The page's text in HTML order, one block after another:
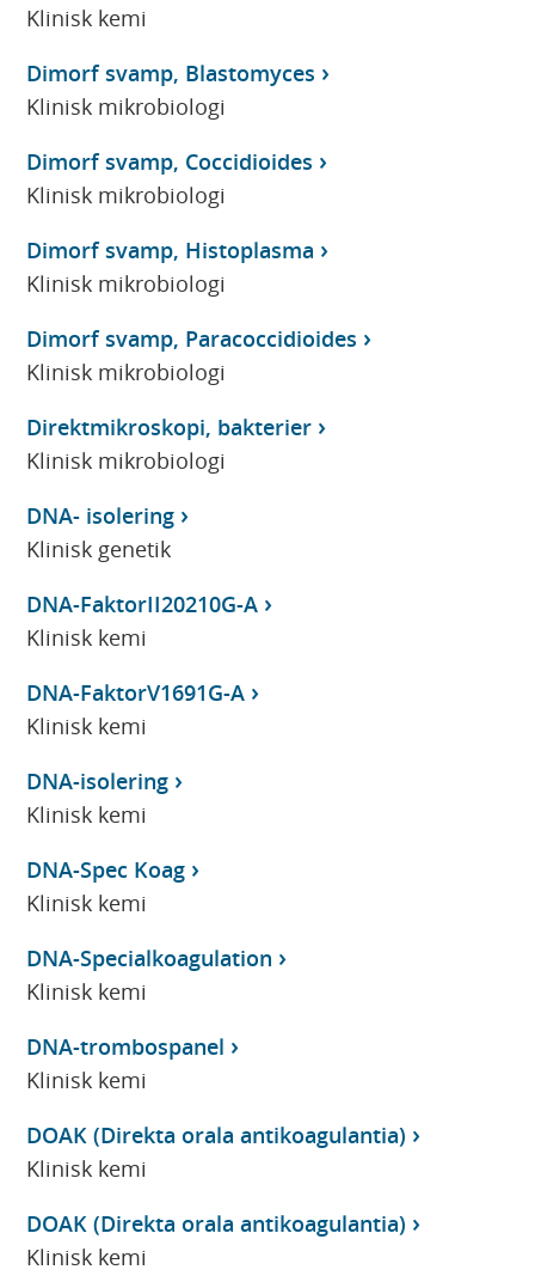
Klinisk kemi
Dimorf svamp, Blastomyces
Klinisk mikrobiologi
Dimorf svamp, Coccidioides
Klinisk mikrobiologi
Dimorf svamp, Histoplasma
Klinisk mikrobiologi
Dimorf svamp, Paracoccidioides
Klinisk mikrobiologi
Direktmikroskopi, bakterier
Klinisk mikrobiologi
DNA- isolering
Klinisk genetik
DNA-FaktorII20210G-A
Klinisk kemi
DNA-FaktorV1691G-A
Klinisk kemi
DNA-isolering
Klinisk kemi
DNA-Spec Koag
Klinisk kemi
DNA-Specialkoagulation
Klinisk kemi
DNA-trombospanel
Klinisk kemi
DOAK (Direkta orala antikoagulantia)
Klinisk kemi
DOAK (Direkta orala antikoagulantia)
Klinisk kemi